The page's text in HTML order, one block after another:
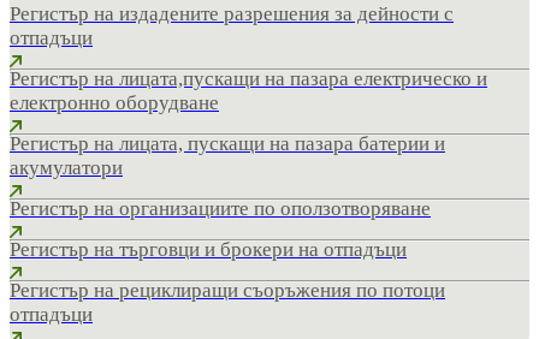
Регистър на издадените разрешения за дейности с
отпадъци
Регистър на лицата,пускащи на пазара електрическо и
електронно оборудване
Регистър на лицата, пускащи на пазара батерии и
акумулатори
Регистър на организациите по оползотворяване
Регистър на търговци и брокери на отпадъци
Регистър на рециклиращи съоръжения по потоци
отпадъци